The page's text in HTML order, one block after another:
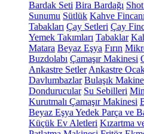
Bardak Seti Bira Bardağı
Sunumu Sütlük Kahve Fincanı
Tabakları Çay Setleri Çay
Yemek Takımları Tabaklar
Matara Beyaz Eşya Fırın
Buzdolabı Çamaşır Makinesi
Ankastre Setler Ankastre
Davlumbazlar Bulaşık
Dondurucular Su Sebilleri
Kurutmalı Çamaşır Makinesi
Beyaz Eşya Yedek Parça ve
Küçük Ev Aletleri Kızartma